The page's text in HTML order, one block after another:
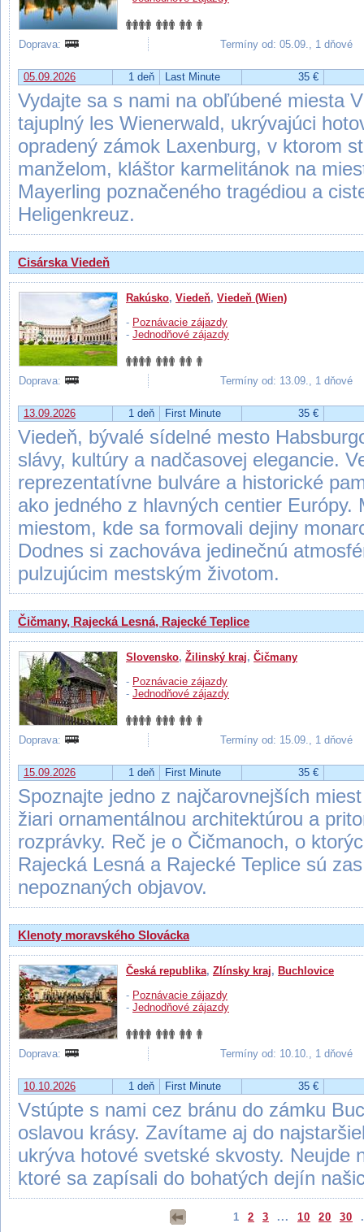
Doprava: Termíny od: 05.09., 1 dňové
05.09.2026 1 deň Last Minute 35 €
Vydajte sa s nami na obľúbené miesta
tajuplný les Wienerwald, ukrývajúci
opradený zámok Laxenburg, v ktorom
manželom, kláštor karmelitánok na
Mayerling poznačeného tragédiou a
Heligenkreuz.
Cisárska Viedeň
Rakúsko, Viedeň, Viedeň (Wien)
- Poznávacie zájazdy
- Jednodňové zájazdy
Doprava: Termíny od: 13.09., 1 dňové
13.09.2026 1 deň First Minute 35 €
Viedeň, bývalé sídelné mesto
slávy, kultúry a nadčasovej elegancie.
reprezentatívne bulváre a historické
ako jedného z hlavných centier Európy.
miestom, kde sa formovali dejiny
Dodnes si zachováva jedinečnú
pulzujúcim mestským životom.
Čičmany, Rajecká Lesná, Rajecké Teplice
Slovensko, Žilinský kraj, Čičmany
- Poznávacie zájazdy
- Jednodňové zájazdy
Doprava: Termíny od: 15.09., 1 dňové
15.09.2026 1 deň First Minute 35 €
Spoznajte jedno z najčarovnejších
žiari ornamentálnou architektúrou a
rozprávky. Reč je o Čičmanoch, o
Rajecká Lesná a Rajecké Teplice sú
nepoznaných objavov.
Klenoty moravského Slovácka
Česká republika, Zlínsky kraj, Buchlovice
- Poznávacie zájazdy
- Jednodňové zájazdy
Doprava: Termíny od: 10.10., 1 dňové
10.10.2026 1 deň First Minute 35 €
Vstúpte s nami cez bránu do zámku
oslavou krásy. Zavítame aj do
ukrýva hotové svetské skvosty. Neujde
ktoré sa zapísali do bohatých dejín
1 2 3 ... 10 20 30